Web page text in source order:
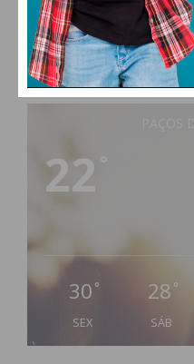
22
30 °
SEX
28 °
SÁB